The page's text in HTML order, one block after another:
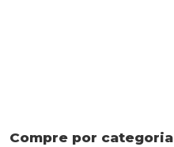
Compre por categoria